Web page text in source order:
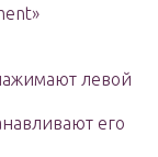
левой
его